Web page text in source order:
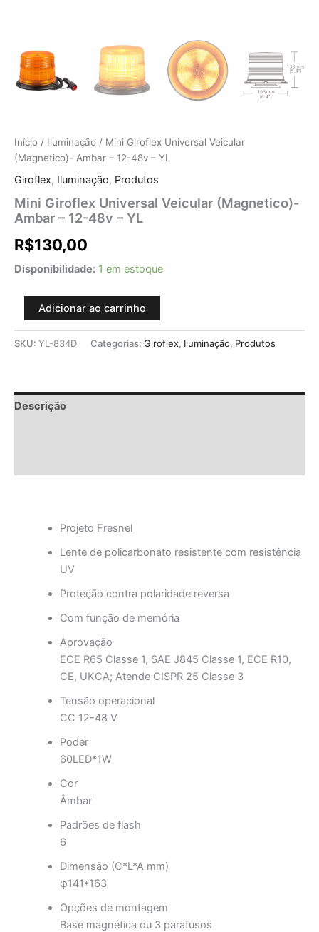
Início / Iluminação / Mini Giroflex Universal Veicular
(Magnetico)- Ambar – 12-48v – YL
Giroflex, Iluminação, Produtos
Mini Giroflex Universal Veicular (Magnetico)-
Ambar – 12-48v – YL
R$130,00
Disponibilidade: 1 em estoque
Adicionar ao carrinho
SKU: YL-834D Categorias: Giroflex, Iluminação, Produtos
Descrição
Projeto Fresnel
Lente de policarbonato resistente com resistência
UV
Proteção contra polaridade reversa
Com função de memória
Aprovação
ECE R65 Classe 1, SAE J845 Classe 1, ECE R10,
CE, UKCA; Atende CISPR 25 Classe 3
Tensão operacional
CC 12-48 V
Poder
60LED*1W
Cor
Âmbar
Padrões de flash
6
Dimensão (C*L*A mm)
φ141*163
Opções de montagem
Base magnética ou 3 parafusos